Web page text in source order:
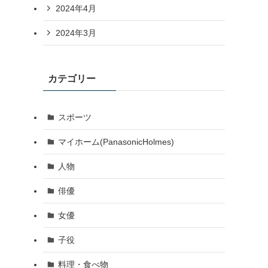
2024年4月
2024年3月
カテゴリー
スポーツ
マイホーム(PanasonicHolmes)
人物
俳優
女優
子役
料理・食べ物